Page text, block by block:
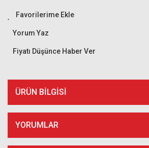
Yorum Yaz
Fiyatı Düşünce Haber Ver
ÜRÜN BILGISI
YORUMLAR